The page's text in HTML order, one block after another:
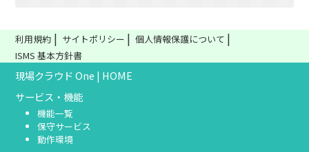
利用規約 サイトポリシー
個人情報保護について
ISMS 基本方針書
現場クラウド One | HOME
サービス・機能
機能一覧
保守サービス
動作環境